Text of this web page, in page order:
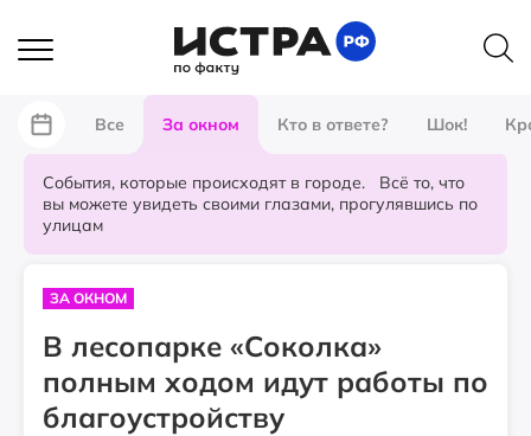
Все За окном Кто в ответе? Шок!
События, которые происходят в городе. Всё то, что
вы можете увидеть своими глазами, прогулявшись по
улицам
ЗА ОКНОМ
В лесопарке «Соколка»
полным ходом идут работы по
благоустройству